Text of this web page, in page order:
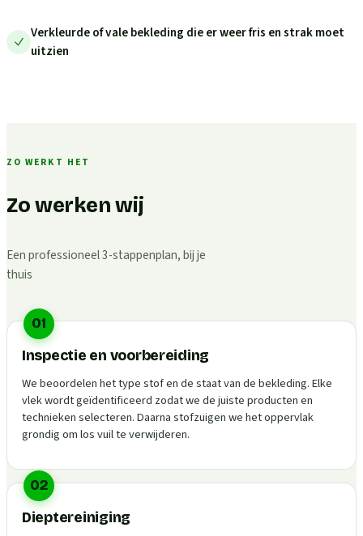
Verkleurde of vale bekleding die er weer fris en strak moet
uitzien
ZO WERKT HET
Zo werken wij
Een professioneel 3-stappenplan, bij je
thuis
01
Inspectie en voorbereiding
We beoordelen het type stof en de staat van de bekleding. Elke
vlek wordt geïdentificeerd zodat we de juiste producten en
technieken selecteren. Daarna stofzuigen we het oppervlak
grondig om los vuil te verwijderen.
02
Dieptereiniging